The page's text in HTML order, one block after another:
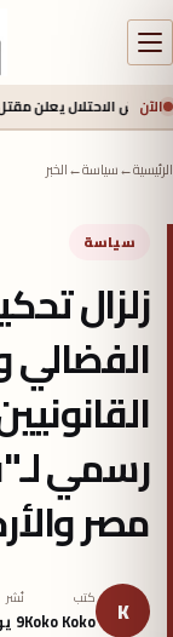
الآن
يعلن مقتل جنديين وإصابة 4 بجروح خطرة في
الرئيسية←سياسة←الخبر
سياسة
زلزال
رسمي
مصر
K كتب
Koko Koko
نُشر
9 يوليو 2026 - 12:27 ص